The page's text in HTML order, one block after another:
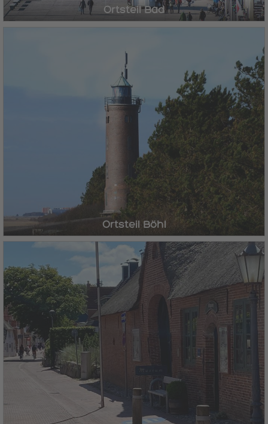
Ortsteil Bad
Ortsteil Böhl